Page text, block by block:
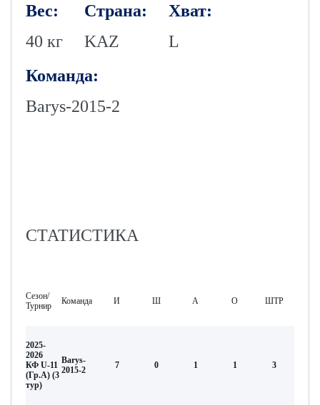
Вес:
40 кг
Страна:
KAZ
Хват:
L
Команда:
Barys-2015-2
СТАТИСТИКА
Сезон/
Турнир
Команда И Ш А О ШТР
2025-
2026
КФ U-11
(Гр.А) (3
тур)
Barys-
2015-2
7 0 1 1 3